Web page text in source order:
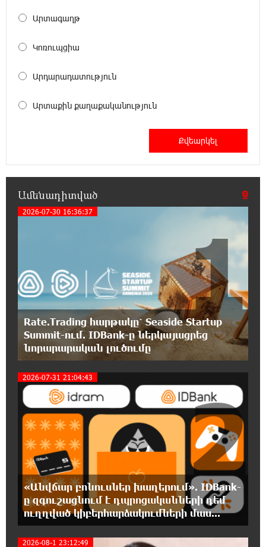
20:53:48 5-08-2026
դանակով հարձակում է գործել. 4 վիրավոր
Ռուսական ԱԹՍ-ներ արտադրող
20:12:40 5-08-2026
թշնամության, այլ բարեկամության հիմքը. Էդգար
19:57:06 5-08-2026
Պեղումներ և նոր բացահայտում Հին
Խնձորեսկում
19:39:55 5-08-2026
Թուրքիայում
19:20:45 5-08-2026
Մեքենաներից գողություններ և շորթում
Երևանում. բացահայտվել է «Տեսլայով»
հանցավոր խումբը
19:02:55 5-08-2026
Նոր հաղորդագրություն՝ Wildberries-ից․ ի՞նչ
են ասում ընկերությունից
18:45:02 5-08-2026
Արտագաղթ
Կոռուպցիա
Արդարադատություն
Արտաքին քաղաքականություն
Ամենադիտված
2026-07-30 16:36:37
Rate.Trading հարթակը՝ Seaside Startup
Summit-ում. IDBank-ը ներկայացրեց
նորարարական լուծումը
1
2026-07-31 21:04:43
«Անվճար բոնուսներ խաղերում». IDBank-
ը զգուշացնում է դպրոցականների դեմ
ուղղված կիբերհարձակումների մաս...
2
2026-08-1 23:12:49